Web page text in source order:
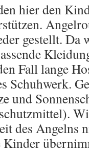
hier den
gestellt. Da
Fall lange
Schuhwerk.
und
des Angelns